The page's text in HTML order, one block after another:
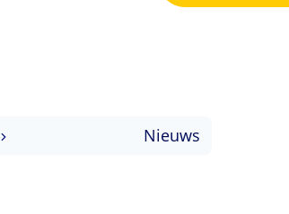
Nieuws